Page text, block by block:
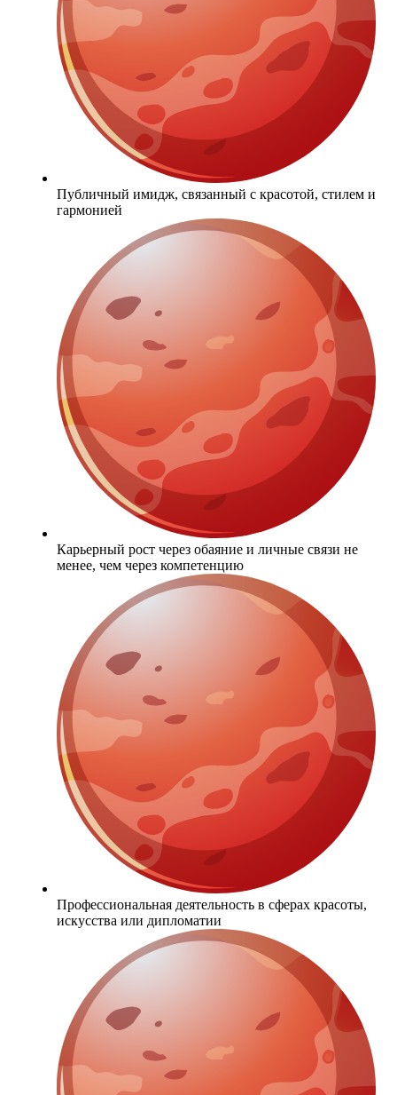
Публичный имидж, связанный с красотой, стилем и
гармонией
Карьерный рост через обаяние и личные связи не
менее, чем через компетенцию
Профессиональная деятельность в сферах красоты,
искусства или дипломатии